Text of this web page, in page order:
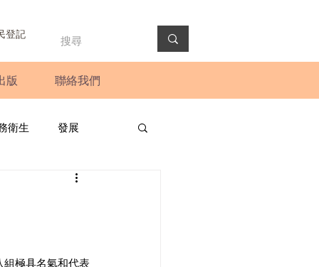
登記
版 聯絡我們
衛生 發展
圓桌會議
極具名氣和代表